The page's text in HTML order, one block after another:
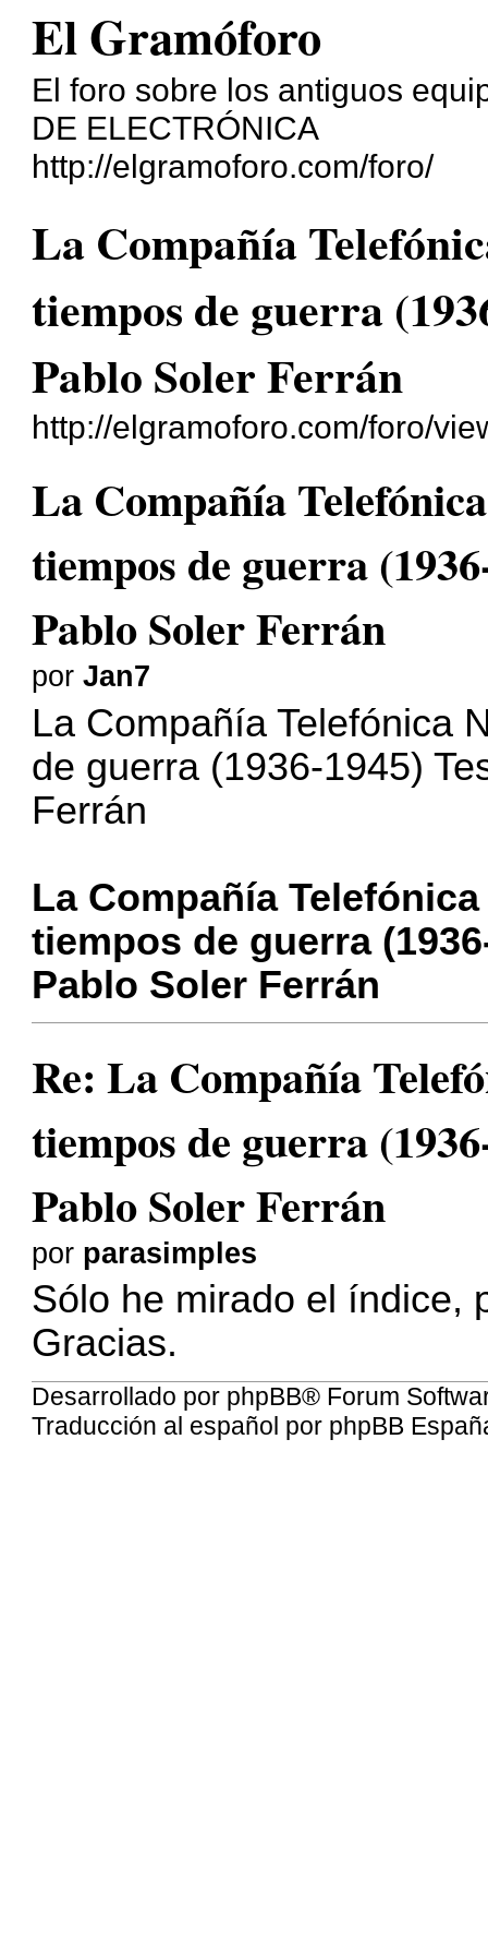
El Gramóforo
El foro sobre los antiguos
DE ELECTRÓNICA
http://elgramoforo.com/foro/
La Compañía
tiempos de guerra
Pablo Soler Ferrán
http://elgramoforo.com/foro/
La Compañía
tiempos de guerra
Pablo Soler Ferrán
porJan7
La Compañía Telefónica
de guerra (1936-1945)
Ferrán
La Compañía
tiempos de guerra
Pablo Soler Ferrán
Re: La Compañía
tiempos de guerra
Pablo Soler Ferrán
por parasimples
Sólo he mirado el índice,
Gracias.
Desarrollado por phpBB® Forum
Traducción al español por phpBB